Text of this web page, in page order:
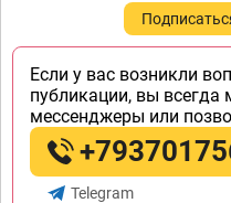
Если у вас возникли
публикации, вы всегда
мессенджеры или
Telegram